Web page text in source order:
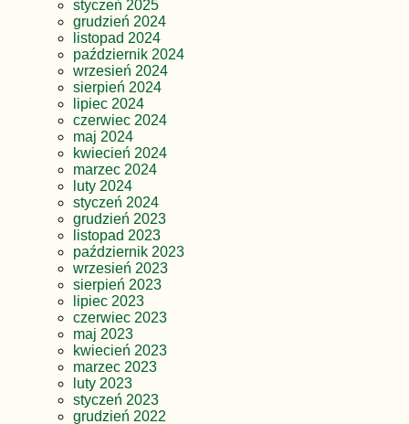
styczeń 2025
grudzień 2024
listopad 2024
październik 2024
wrzesień 2024
sierpień 2024
lipiec 2024
czerwiec 2024
maj 2024
kwiecień 2024
marzec 2024
luty 2024
styczeń 2024
grudzień 2023
listopad 2023
październik 2023
wrzesień 2023
sierpień 2023
lipiec 2023
czerwiec 2023
maj 2023
kwiecień 2023
marzec 2023
luty 2023
styczeń 2023
grudzień 2022